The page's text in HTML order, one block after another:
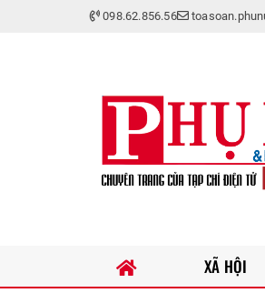
098.62.856.56
XÃ HỘI